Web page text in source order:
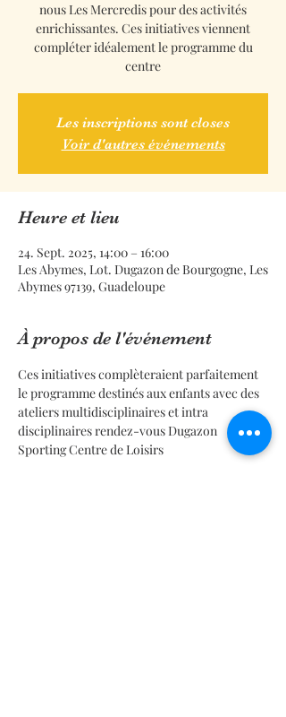
nous Les Mercredis pour des activités
enrichissantes. Ces initiatives viennent
compléter idéalement le programme du
centre
Les inscriptions sont closes
Voir d'autres événements
Heure et lieu
24. Sept. 2025, 14:00 – 16:00
Les Abymes, Lot. Dugazon de Bourgogne, Les
Abymes 97139, Guadeloupe
À propos de l'événement
Ces initiatives complèteraient parfaitement
le programme destinés aux enfants avec des
ateliers multidisciplinaires et intra
disciplinaires rendez-vous Dugazon
Sporting Centre de Loisirs